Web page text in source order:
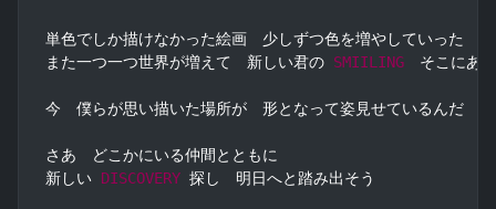
単色でしか描けなかった絵画　少しずつ色を増やしていった
また一つ一つ世界が増えて　新しい君の SMIILING そこにあ
今　僕らが思い描いた場所が　形となって姿見せているんだ
さあ　どこかにいる仲間とともに
新しい DISCOVERY